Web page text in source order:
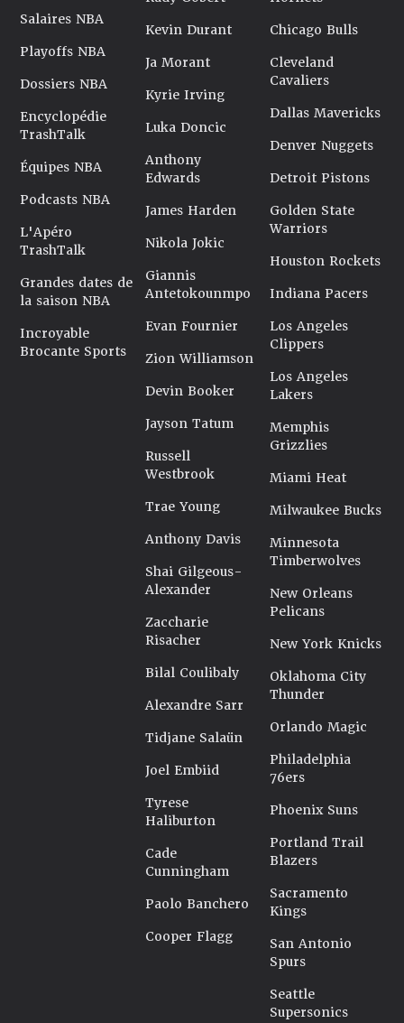
Salaires NBA
Playoffs NBA
Dossiers NBA
Encyclopédie
TrashTalk
Équipes NBA
Podcasts NBA
L'Apéro
TrashTalk
Grandes dates de
la saison NBA
Incroyable
Brocante Sports
Kevin Durant
Ja Morant
Kyrie Irving
Luka Doncic
Anthony
Edwards
James Harden
Nikola Jokic
Giannis
Antetokounmpo
Evan Fournier
Zion Williamson
Devin Booker
Jayson Tatum
Russell
Westbrook
Trae Young
Anthony Davis
Shai Gilgeous-
Alexander
Zaccharie
Risacher
Bilal Coulibaly
Alexandre Sarr
Tidjane Salaün
Joel Embiid
Tyrese
Haliburton
Cade
Cunningham
Paolo Banchero
Cooper Flagg
Chicago Bulls
Cleveland
Cavaliers
Dallas Mavericks
Denver Nuggets
Detroit Pistons
Golden State
Warriors
Houston Rockets
Indiana Pacers
Los Angeles
Clippers
Los Angeles
Lakers
Memphis
Grizzlies
Miami Heat
Milwaukee Bucks
Minnesota
Timberwolves
New Orleans
Pelicans
New York Knicks
Oklahoma City
Thunder
Orlando Magic
Philadelphia
76ers
Phoenix Suns
Portland Trail
Blazers
Sacramento
Kings
San Antonio
Spurs
Seattle
Supersonics